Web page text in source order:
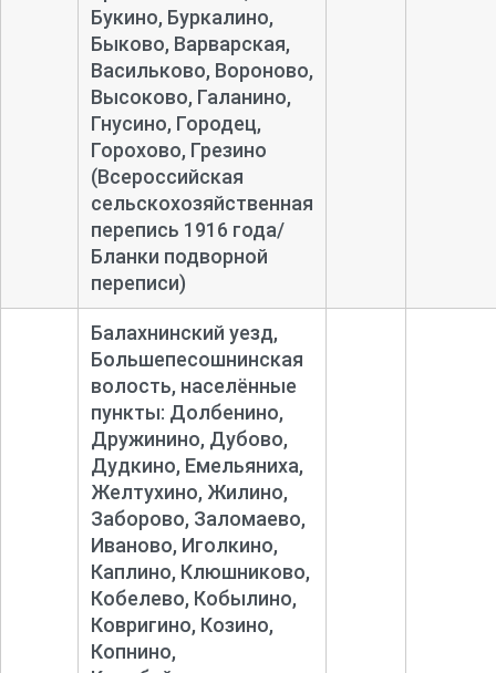
Букино, Буркалино,
Быково, Варварская,
Васильково, Вороново,
Высоково, Галанино,
Гнусино, Городец,
Горохово, Грезино
(Всероссийская
сельскохозяйственная
перепись 1916 года/
Бланки подворной
переписи)
Балахнинский уезд,
Большепесошнинская
волость, населённые
пункты: Долбенино,
Дружинино, Дубово,
Дудкино, Емельяниха,
Желтухино, Жилино,
Заборово, Заломаево,
Иваново, Иголкино,
Каплино, Клюшниково,
Кобелево, Кобылино,
Ковригино, Козино,
Копнино,